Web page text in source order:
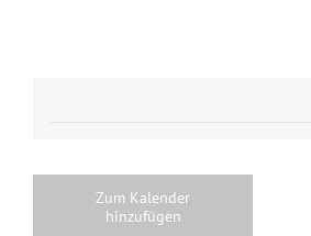
Zum Kalender
hinzufügen